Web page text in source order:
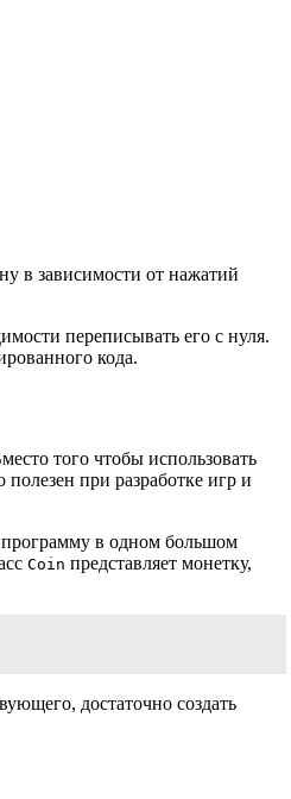
в зависимости от нажатий
переписывать его с нуля.
кода.
того чтобы использовать
при разработке игр и
программу в одном большом
Coin представляет монетку,
достаточно создать